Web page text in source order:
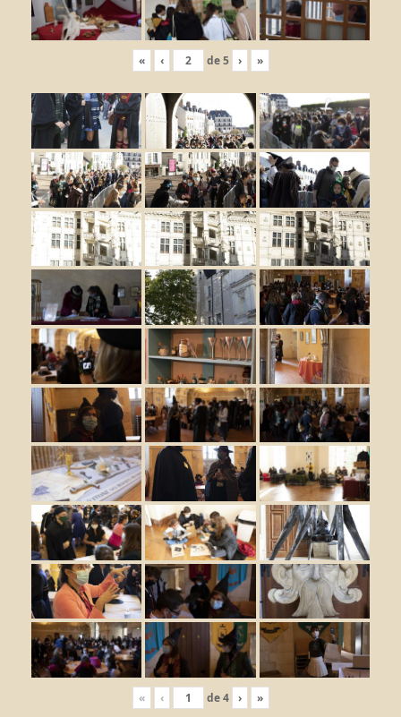
« ‹ de5 › »
« ‹ de4 › »